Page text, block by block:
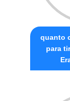
quanto
para